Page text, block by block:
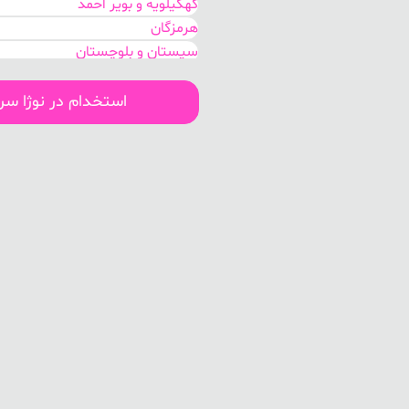
کهگیلویه و بویر احمد
هرمزگان
سیستان و بلوچستان
اصفهان
گلستان
استخدام در نوژا